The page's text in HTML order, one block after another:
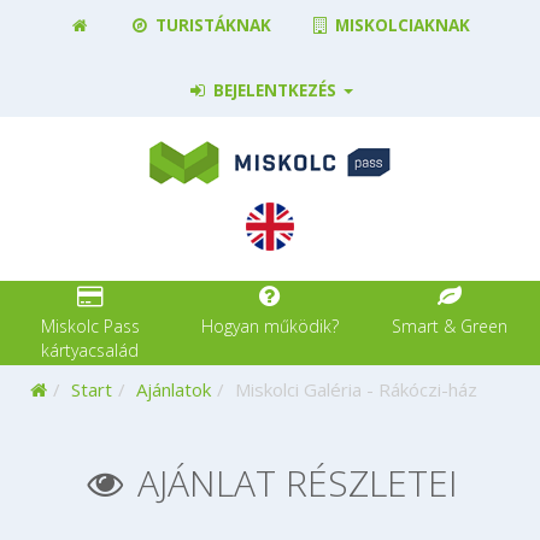
TURISTÁKNAK MISKOLCIAKNAK
BEJELENTKEZÉS
Miskolc Pass
kártyacsalád
Hogyan működik? Smart & Green
Kezdőoldal
Start Ajánlatok Miskolci Galéria - Rákóczi-ház
AJÁNLAT RÉSZLETEI